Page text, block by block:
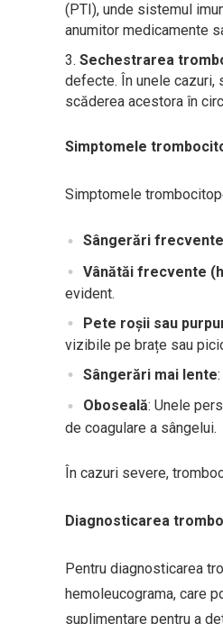
(PTI), unde sistemul
anumitor medicamente
Sechestrarea
defecte. În unele cazuri,
scăderea acestora în
Simptomele
Simptomele
Sângerări
Vânătăi frecvente
evident.
Pete roșii sau
vizibile pe brațe sau
Sângerări mai lente
Oboseală: Unele
de coagulare a sângelui.
În cazuri severe,
Diagnosticarea
Pentru diagnosticarea
hemoleucograma, care
suplimentare pentru a